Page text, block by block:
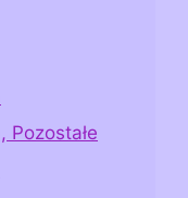
Pozostałe